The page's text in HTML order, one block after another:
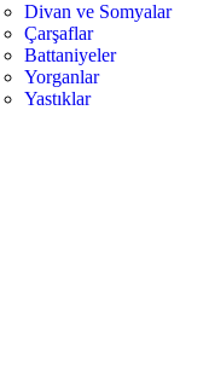
Divan ve Somyalar
Çarşaflar
Battaniyeler
Yorganlar
Yastıklar